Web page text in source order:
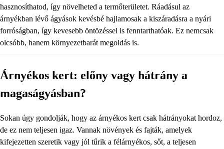
hasznosíthatod, így növelheted a termőterületet. Ráadásul az
árnyékban lévő ágyások kevésbé hajlamosak a kiszáradásra a nyári
forróságban, így kevesebb öntözéssel is fenntarthatóak. Ez nemcsak
olcsóbb, hanem környezetbarát megoldás is.
Árnyékos kert: előny vagy hátrány a
magaságyásban?
Sokan úgy gondolják, hogy az árnyékos kert csak hátrányokat hordoz,
de ez nem teljesen igaz. Vannak növények és fajták, amelyek
kifejezetten szeretik vagy jól tűrik a félárnyékos, sőt, a teljesen